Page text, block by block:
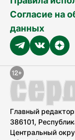
Согласие на
данных
Главный
386101,
Центральный